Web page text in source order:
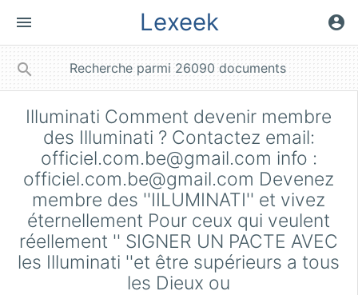
menu Lexeek account_circle
search
Illuminati Comment devenir membre
des Illuminati ? Contactez email:
officiel.com.be@gmail.com info :
officiel.com.be@gmail.com Devenez
membre des ''IILUMINATI'' et vivez
éternellement Pour ceux qui veulent
réellement '' SIGNER UN PACTE AVEC
les Illuminati ''et être supérieurs a tous
les Dieux ou